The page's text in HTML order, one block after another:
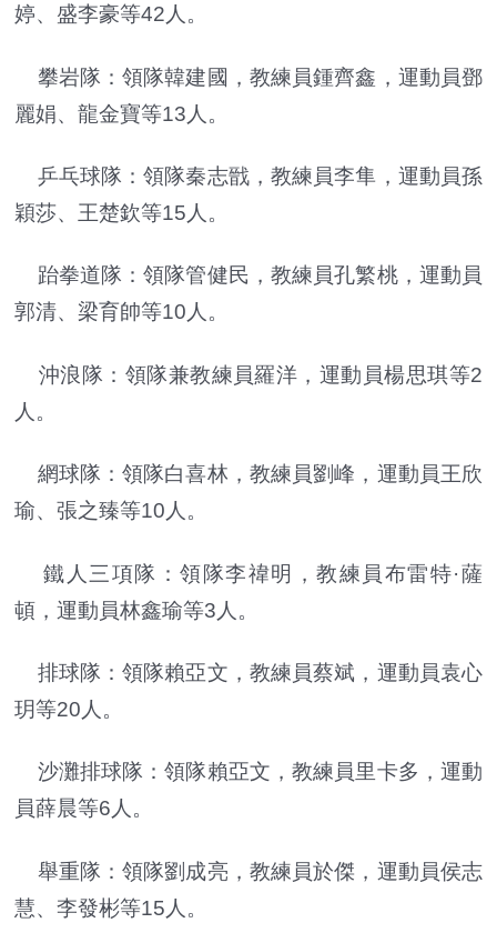
婷、盛李豪等42人。
攀岩隊：領隊韓建國，教練員鍾齊鑫，運動員鄧
麗娟、龍金寶等13人。
乒乓球隊：領隊秦志戩，教練員李隼，運動員孫
穎莎、王楚欽等15人。
跆拳道隊：領隊管健民，教練員孔繁桃，運動員
郭清、梁育帥等10人。
沖浪隊：領隊兼教練員羅洋，運動員楊思琪等2
人。
網球隊：領隊白喜林，教練員劉峰，運動員王欣
瑜、張之臻等10人。
鐵人三項隊：領隊李禕明，教練員布雷特·薩
頓，運動員林鑫瑜等3人。
排球隊：領隊賴亞文，教練員蔡斌，運動員袁心
玥等20人。
沙灘排球隊：領隊賴亞文，教練員里卡多，運動
員薛晨等6人。
舉重隊：領隊劉成亮，教練員於傑，運動員侯志
慧、李發彬等15人。